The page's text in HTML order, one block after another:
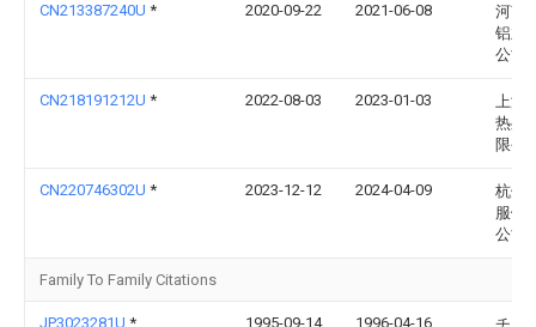
CN213387240U * 2020-09-22 2021-06-08
河南
铝业
公司
CN218191212U * 2022-08-03 2023-01-03
上海
热处
限公
CN220746302U * 2023-12-12 2024-04-09
杭州
服饰
公司
Family To Family Citations
JP3023281U * 1995-09-14 1996-04-16